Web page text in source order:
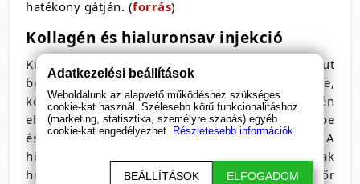
hatékony gátján. (forrás)
Kollagén és hialuronsav injekció
Külsőleg akkor lehet hatékony, ha injekciós tűvel jut
be ez a két vegyület a bőr megfelelő helyeire,
kellőképpen mélyre fecskendezik be. A kollagén
ebben az esetben térfogatkitöltő anyagként jut be
és ezáltal teszi simábbá és feszesebbé az arcbőrt. A
hialuronsav, a bőr mélyebb rétegeiből csak
hónapok alatt ürül ki, amitől jelentősen javul a bőr
Adatkezelési beállítások
Weboldalunk az alapvető működéshez szükséges
cookie-kat használ. Szélesebb körű funkcionalitáshoz
(marketing, statisztika, személyre szabás) egyéb
cookie-kat engedélyezhet. Részletesebb információk.
BEÁLLÍTÁSOK ELFOGADOM